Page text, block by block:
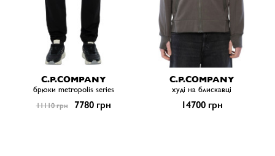
C.P.COMPANY
брюки metropolis series
11110 грн 7780 грн
C.P.COMPANY
худі на блискавці
14700 грн